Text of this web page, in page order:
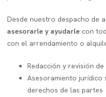
Desde nuestro despacho de
asesorarle y ayudarle con
con el arrendamiento o
Redacción y revisión
Asesoramiento jurídico
derechos de las partes